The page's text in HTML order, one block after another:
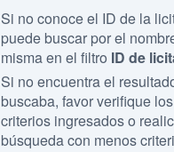
Si no conoce el ID de la
puede buscar por el
misma en el filtro ID de
Si no encuentra el
buscaba, favor verifique los
criterios ingresados o
búsqueda con menos